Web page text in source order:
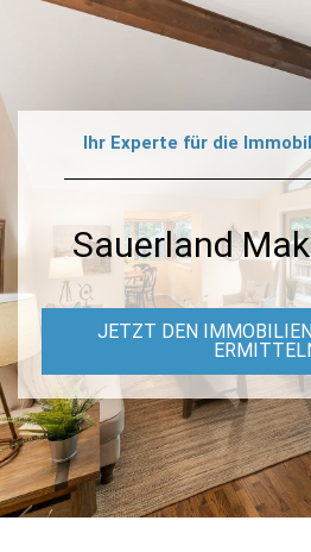
Ihr Experte für die
Sauerland
JETZT DEN